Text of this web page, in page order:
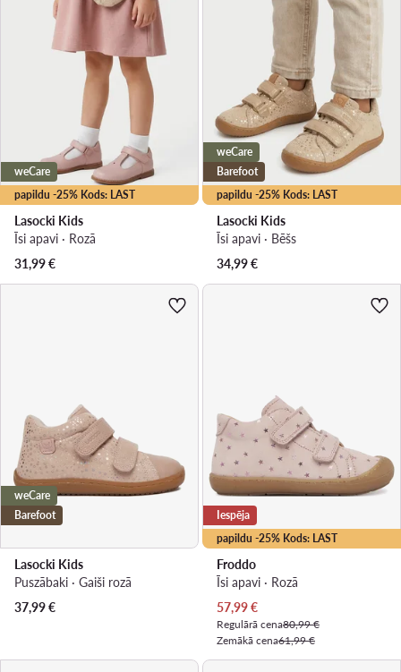
papildu -25% Kods: LAST
weCare
Lasocki Kids
Īsi apavi · Rozā
31,99€
papildu -25% Kods: LAST
weCare
Barefoot
Lasocki Kids
Īsi apavi · Bēšs
34,99€
weCare
Barefoot
Lasocki Kids
Puszābaki · Gaiši rozā
37,99€
papildu -25% Kods: LAST
Iespēja
Froddo
Īsi apavi · Rozā
Pašreizējā cena
57,99€
Regulārā cena80,99 €
Zemākā cena61,99 €